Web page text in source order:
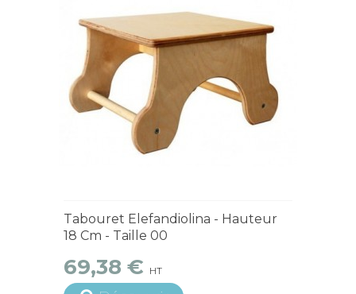
Tabouret Elefandiolina - Hauteur
18 Cm - Taille 00
69,38 € HT